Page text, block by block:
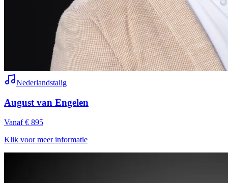
Nederlandstalig
August van Engelen
Vanaf € 895
Klik voor meer informatie